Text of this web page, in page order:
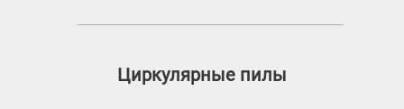
Циркулярные пилы